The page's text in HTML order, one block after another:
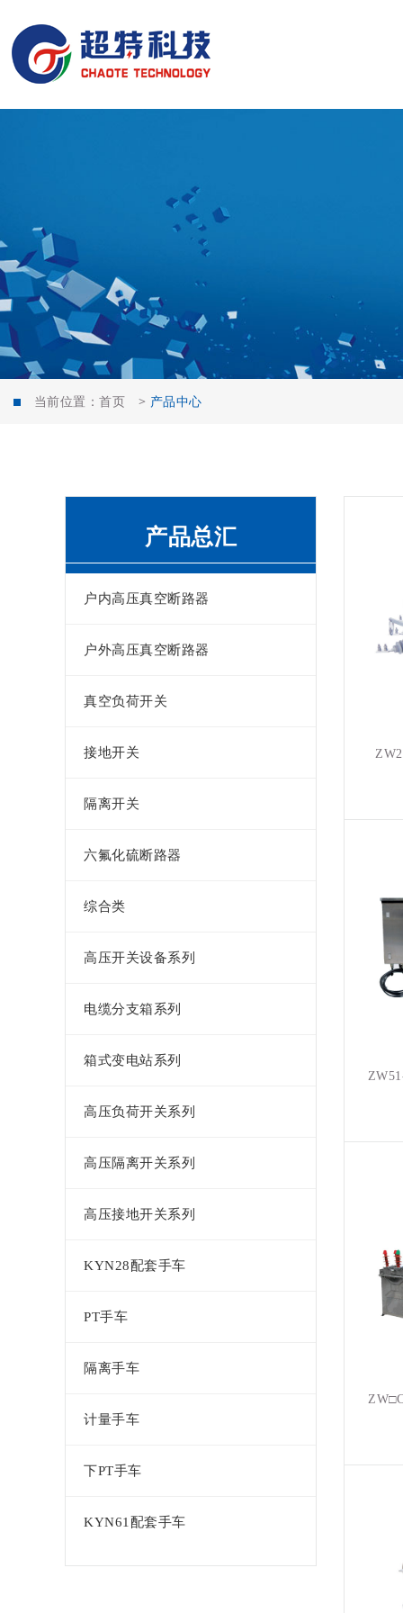
当前位置： 首页 > 产品中心
产品总汇
户内高压真空断路器
户外高压真空断路器
真空负荷开关
接地开关
隔离开关
六氟化硫断路器
综合类
高压开关设备系列
电缆分支箱系列
箱式变电站系列
高压负荷开关系列
高压隔离开关系列
高压接地开关系列
KYN28配套手车
PT手车
隔离手车
计量手车
下PT手车
KYN61配套手车